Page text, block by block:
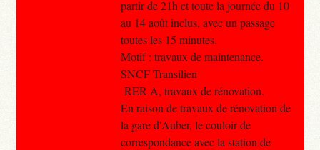
partir de 21h et toute la journée du 10
au 14 août inclus, avec un passage
toutes les 15 minutes.
Motif : travaux de maintenance.
SNCF Transilien
RER A, travaux de rénovation.
En raison de travaux de rénovation de
la gare d'Auber, le couloir de
correspondance avec la station de